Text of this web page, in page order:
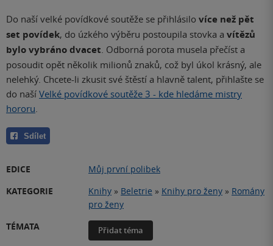
Do naší velké povídkové soutěže se přihlásilo více než pět
set povídek, do úzkého výběru postoupila stovka a vítězů
bylo vybráno dvacet . Odborná porota musela přečíst a
posoudit opět několik milionů znaků, což byl úkol krásný, ale
nelehký. Chcete-li zkusit své štěstí a hlavně talent, přihlašte se
do naší Velké povídkové soutěže 3 - kde hledáme mistry
hororu
Sdílet
EDICE
Můj první polibek
KATEGORIE
Knihy » Beletrie » Knihy pro ženy » Romány
pro ženy
TÉMATA
Přidat téma